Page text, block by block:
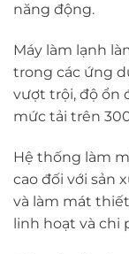
năng động.
Máy làm lạnh
trong các ứng
vượt trội, độ ổn
mức tải trên
Hệ thống làm
cao đối với sản
và làm mát
linh hoạt và chi